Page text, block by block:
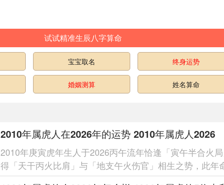
试试精准生辰八字算命
宝宝取名 终身运势
婚姻测算 姓名算命
2010年属虎人在2026年的运势 2010年属虎人2026
2010年庚寅虎年生人于2026丙午流年恰逢「寅午半合火局
得「天干丙火比肩」与「地支午火伤官」相生之势，此年
呈「木火通明」之象，主聪慧...